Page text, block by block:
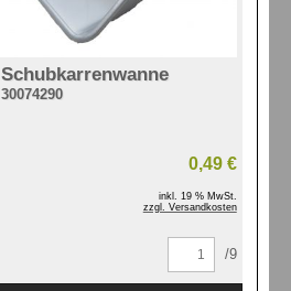
Schubkarrenwanne
30074290
0,49 €
inkl. 19 % MwSt.
zzgl. Versandkosten
/9